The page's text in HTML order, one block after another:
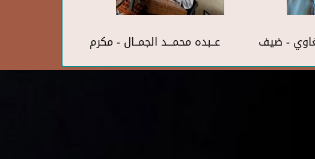
عــبده محمـــد الجمــال - مكرم - ضيف